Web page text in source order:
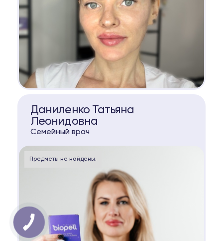
Даниленко Татьяна
Леонидовна
Семейный врач
Предметы не найдены.